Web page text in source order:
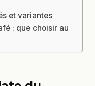
et variantes
: que choisir au